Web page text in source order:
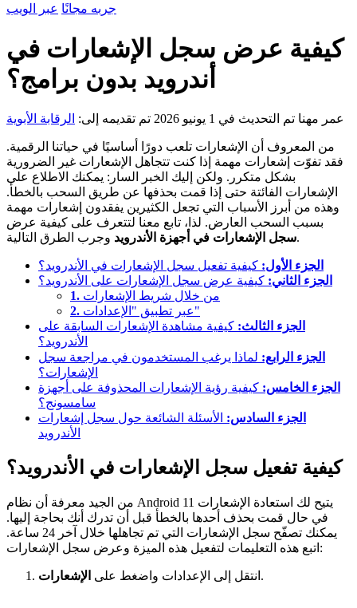
جربه مجانًا عبر الويب
كيفية عرض سجل الإشعارات في
أندرويد بدون برامج؟
عمر مهنا تم التحديث في 1 يونيو 2026 تم تقديمه إلى: الرقابة الأبوية
من المعروف أن الإشعارات تلعب دورًا أساسيًا في حياتنا الرقمية.
فقد تفوّت إشعارات مهمة إذا كنت تتجاهل الإشعارات غير الضرورية
بشكل متكرر. ولكن إليك الخبر السار: يمكنك الاطلاع على
الإشعارات الفائتة حتى إذا قمت بحذفها عن طريق السحب بالخطأ.
وهذه من أبرز الأسباب التي تجعل الكثيرين يفقدون إشعارات مهمة
بسبب السحب العارض. لذا، تابع معنا لتتعرف على كيفية عرض
سجل الإشعارات في أجهزة الأندرويدوجرب الطرق التالية.
الجزء الأول: كيفية تفعيل سجل الإشعارات في الأندرويد؟
الجزء الثاني: كيفية عرض سجل الإشعارات على الأندرويد؟
1. من خلال شريط الإشعارات
2.
عبر تطبيق "الإعدادات"
الجزء الثالث: كيفية مشاهدة الإشعارات السابقة على
الأندرويد؟
الجزء الرابع: لماذا يرغب المستخدمون في مراجعة سجل
الإشعارات؟
الجزء الخامس: كيفية رؤية الإشعارات المحذوفة على أجهزة
سامسونج؟
الجزء السادس: الأسئلة الشائعة حول سجل إشعارات
الأندرويد
كيفية تفعيل سجل الإشعارات في الأندرويد؟
من الجيد معرفة أن نظام Android 11 يتيح لك استعادة الإشعارات
في حال قمت بحذف أحدها بالخطأ قبل أن تدرك أنك بحاجة إليها.
يمكنك تصفّح سجل الإشعارات التي تم تجاهلها خلال آخر 24 ساعة.
اتبع هذه التعليمات لتفعيل هذه الميزة وعرض سجل الإشعارات:
انتقل إلى الإعدادات واضغط على الإشعارات .